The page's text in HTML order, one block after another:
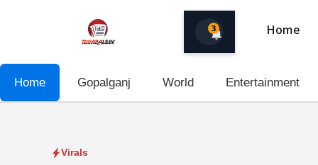
3 Home
Home Gopalganj World Entertainment
Virals